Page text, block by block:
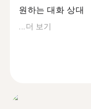
원하는 대화 상대
...더 보기